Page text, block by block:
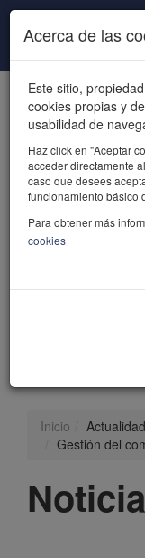
Pasar al contenido
Inicio Actualidad
Gestión del
Acerca de las
Este sitio,
cookies propias y
usabilidad de
Haz click en "Aceptar
acceder directamente
caso que desees
funcionamiento básico
Para obtener más
cookies